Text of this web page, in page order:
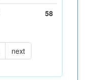
58
next